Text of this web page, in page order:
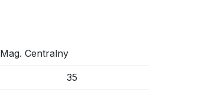
Mag. Centralny
35